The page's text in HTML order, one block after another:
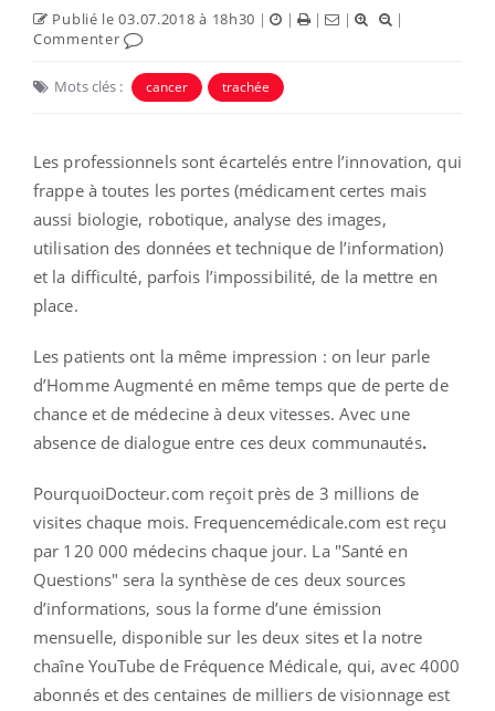
Publié le 03.07.2018 à 18h30 | | | |
|
Commenter
Mots clés : cancer trachée
Les professionnels sont écartelés entre l’innovation, qui
frappe à toutes les portes (médicament certes mais
aussi biologie, robotique, analyse des images,
utilisation des données et technique de l’information)
et la difficulté, parfois l’impossibilité, de la mettre en
place.
Les patients ont la même impression : on leur parle
d’Homme Augmenté en même temps que de perte de
chance et de médecine à deux vitesses. Avec une
absence de dialogue entre ces deux communautés.
PourquoiDocteur.com reçoit près de 3 millions de
visites chaque mois. Frequencemédicale.com est reçu
par 120 000 médecins chaque jour. La "Santé en
Questions" sera la synthèse de ces deux sources
d’informations, sous la forme d’une émission
mensuelle, disponible sur les deux sites et la notre
chaîne YouTube de Fréquence Médicale, qui, avec 4000
abonnés et des centaines de milliers de visionnage est